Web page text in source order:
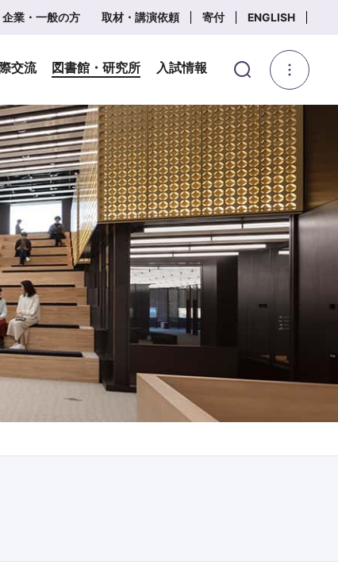
企業・一般の方 取材・講演依頼 寄付 ENGLISH
交流 図書館・研究所 入試情報